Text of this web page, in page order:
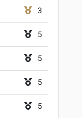
3
5
5
5
5